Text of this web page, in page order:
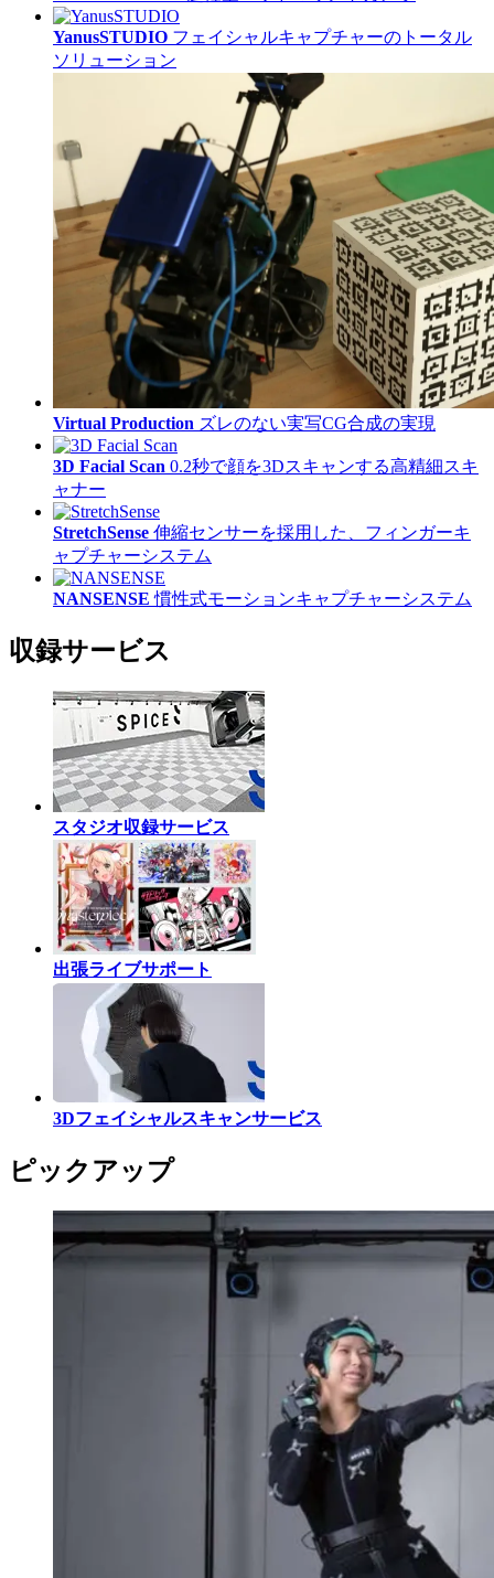
YanusSTUDIO フェイシャルキャプチャーのトータル
ソリューション
Virtual Production ズレのない実写CG合成の実現
3D Facial Scan 0.2秒で顔を3Dスキャンする高精細スキ
ャナー
StretchSense 伸縮センサーを採用した、フィンガーキ
ャプチャーシステム
NANSENSE 慣性式モーションキャプチャーシステム
収録サービス
スタジオ収録サービス
出張ライブサポート
3Dフェイシャルスキャンサービス
ピックアップ